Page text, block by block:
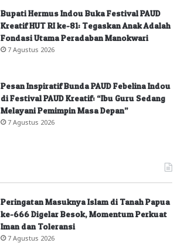
Bupati Hermus Indou Buka Festival PAUD
Kreatif HUT RI ke-81: Tegaskan Anak Adalah
Fondasi Utama Peradaban Manokwari
7 Agustus 2026
Pesan Inspiratif Bunda PAUD Febelina Indou
di Festival PAUD Kreatif: “Ibu Guru Sedang
Melayani Pemimpin Masa Depan”
7 Agustus 2026
Peringatan Masuknya Islam di Tanah Papua
ke-666 Digelar Besok, Momentum Perkuat
Iman dan Toleransi
7 Agustus 2026